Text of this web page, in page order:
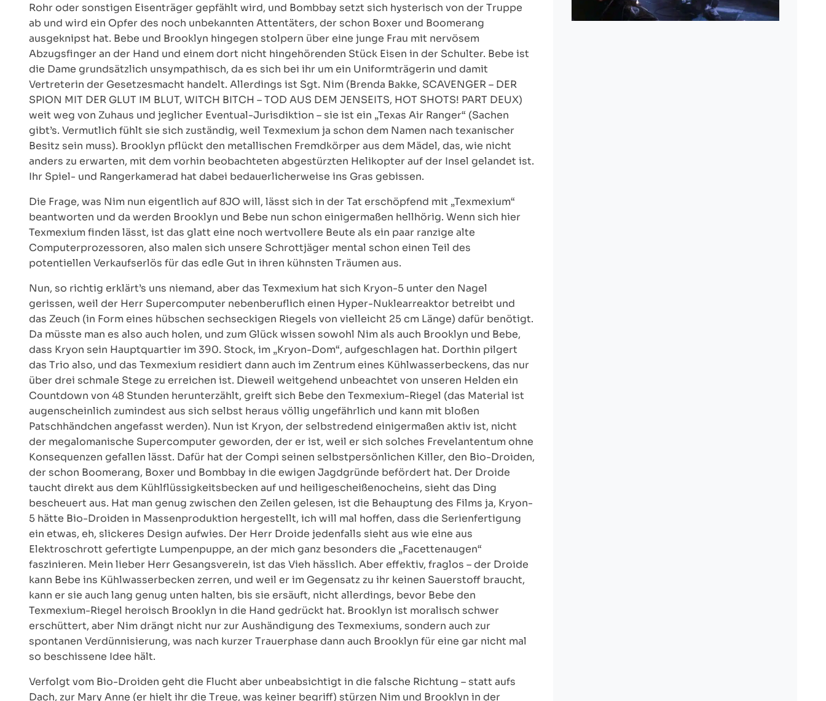
Rohr oder sonstigen Eisenträger gepfählt wird, und Bombbay setzt sich hysterisch von der Truppe
ab und wird ein Opfer des noch unbekannten Attentäters, der schon Boxer und Boomerang
ausgeknipst hat. Bebe und Brooklyn hingegen stolpern über eine junge Frau mit nervösem
Abzugsfinger an der Hand und einem dort nicht hingehörenden Stück Eisen in der Schulter. Bebe ist
die Dame grundsätzlich unsympathisch, da es sich bei ihr um ein Uniformträgerin und damit
Vertreterin der Gesetzesmacht handelt. Allerdings ist Sgt. Nim (Brenda Bakke, SCAVENGER – DER
SPION MIT DER GLUT IM BLUT, WITCH BITCH – TOD AUS DEM JENSEITS, HOT SHOTS! PART DEUX)
weit weg von Zuhaus und jeglicher Eventual-Jurisdiktion – sie ist ein „Texas Air Ranger“ (Sachen
gibt’s. Vermutlich fühlt sie sich zuständig, weil Texmexium ja schon dem Namen nach texanischer
Besitz sein muss). Brooklyn pflückt den metallischen Fremdkörper aus dem Mädel, das, wie nicht
anders zu erwarten, mit dem vorhin beobachteten abgestürzten Helikopter auf der Insel gelandet ist.
Ihr Spiel- und Rangerkamerad hat dabei bedauerlicherweise ins Gras gebissen.
Die Frage, was Nim nun eigentlich auf 8JO will, lässt sich in der Tat erschöpfend mit „Texmexium“
beantworten und da werden Brooklyn und Bebe nun schon einigermaßen hellhörig. Wenn sich hier
Texmexium finden lässt, ist das glatt eine noch wertvollere Beute als ein paar ranzige alte
Computerprozessoren, also malen sich unsere Schrottjäger mental schon einen Teil des
potentiellen Verkaufserlös für das edle Gut in ihren kühnsten Träumen aus.
Nun, so richtig erklärt’s uns niemand, aber das Texmexium hat sich Kryon-5 unter den Nagel
gerissen, weil der Herr Supercomputer nebenberuflich einen Hyper-Nuklearreaktor betreibt und
das Zeuch (in Form eines hübschen sechseckigen Riegels von vielleicht 25 cm Länge) dafür benötigt.
Da müsste man es also auch holen, und zum Glück wissen sowohl Nim als auch Brooklyn und Bebe,
dass Kryon sein Hauptquartier im 390. Stock, im „Kryon-Dom“, aufgeschlagen hat. Dorthin pilgert
das Trio also, und das Texmexium residiert dann auch im Zentrum eines Kühlwasserbeckens, das nur
über drei schmale Stege zu erreichen ist. Dieweil weitgehend unbeachtet von unseren Helden ein
Countdown von 48 Stunden herunterzählt, greift sich Bebe den Texmexium-Riegel (das Material ist
augenscheinlich zumindest aus sich selbst heraus völlig ungefährlich und kann mit bloßen
Patschhändchen angefasst werden). Nun ist Kryon, der selbstredend einigermaßen aktiv ist, nicht
der megalomanische Supercomputer geworden, der er ist, weil er sich solches Frevelantentum ohne
Konsequenzen gefallen lässt. Dafür hat der Compi seinen selbstpersönlichen Killer, den Bio-Droiden,
der schon Boomerang, Boxer und Bombbay in die ewigen Jagdgründe befördert hat. Der Droide
taucht direkt aus dem Kühlflüssigkeitsbecken auf und heiligescheißenocheins, sieht das Ding
bescheuert aus. Hat man genug zwischen den Zeilen gelesen, ist die Behauptung des Films ja, Kryon-
5 hätte Bio-Droiden in Massenproduktion hergestellt, ich will mal hoffen, dass die Serienfertigung
ein etwas, eh, slickeres Design aufwies. Der Herr Droide jedenfalls sieht aus wie eine aus
Elektroschrott gefertigte Lumpenpuppe, an der mich ganz besonders die „Facettenaugen“
faszinieren. Mein lieber Herr Gesangsverein, ist das Vieh hässlich. Aber effektiv, fraglos – der Droide
kann Bebe ins Kühlwasserbecken zerren, und weil er im Gegensatz zu ihr keinen Sauerstoff braucht,
kann er sie auch lang genug unten halten, bis sie ersäuft, nicht allerdings, bevor Bebe den
Texmexium-Riegel heroisch Brooklyn in die Hand gedrückt hat. Brooklyn ist moralisch schwer
erschüttert, aber Nim drängt nicht nur zur Aushändigung des Texmexiums, sondern auch zur
spontanen Verdünnisierung, was nach kurzer Trauerphase dann auch Brooklyn für eine gar nicht mal
so beschissene Idee hält.
Verfolgt vom Bio-Droiden geht die Flucht aber unbeabsichtigt in die falsche Richtung – statt aufs
Dach, zur Mary Anne (er hielt ihr die Treue, was keiner begriff) stürzen Nim und Brooklyn in der